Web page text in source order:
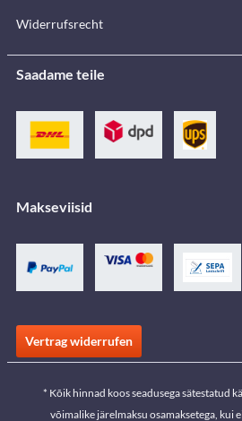
Widerrufsrecht
Saadame teile
Makseviisid
Vertrag widerrufen
* Kõik hinnad koos seadusega sätestatud
võimalike järelmaksu osamaksetega, kui